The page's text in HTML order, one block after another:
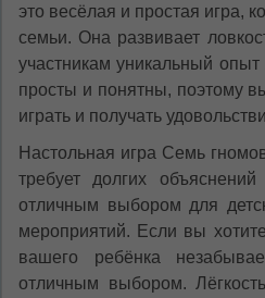
это весёлая и простая игра,
семьи. Она развивает
участникам уникальный
просты и понятны, поэтому
играть и получать
Настольная игра Семь
требует долгих
отличным выбором для
мероприятий. Если вы
вашего ребёнка
отличным выбором.